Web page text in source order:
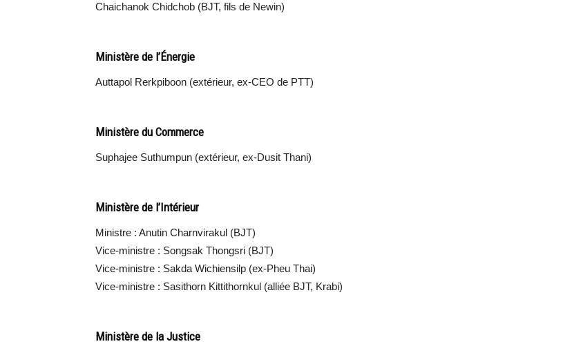
Chaichanok Chidchob (BJT, fils de Newin)
Ministère de l’Énergie
Auttapol Rerkpiboon (extérieur, ex-CEO de PTT)
Ministère du Commerce
Suphajee Suthumpun (extérieur, ex-Dusit Thani)
Ministère de l’Intérieur
Ministre : Anutin Charnvirakul (BJT)
Vice-ministre : Songsak Thongsri (BJT)
Vice-ministre : Sakda Wichiensilp (ex-Pheu Thai)
Vice-ministre : Sasithorn Kittithornkul (alliée BJT, Krabi)
Ministère de la Justice